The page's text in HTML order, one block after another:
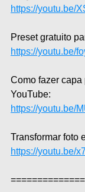
https://youtu.be/
Preset gratuito
https://youtu.be/
Como fazer
YouTube:
https://youtu.be/
Transformar foto
https://youtu.be/